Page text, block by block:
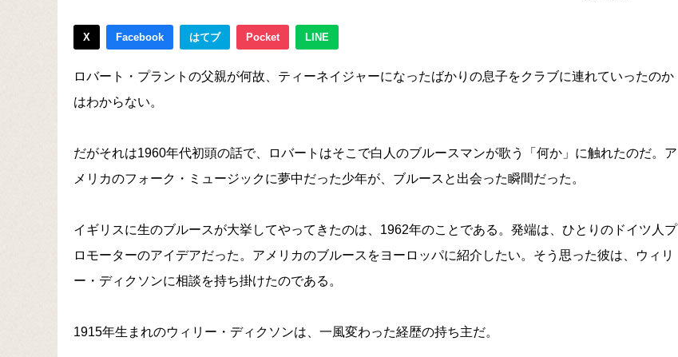
X Facebook はてブ Pocket LINE
ロバート・プラントの父親が何故、ティーネイジャーになったばかりの息子をクラブに連れていったのか
はわからない。
だがそれは1960年代初頭の話で、ロバートはそこで白人のブルースマンが歌う「何か」に触れたのだ。ア
メリカのフォーク・ミュージックに夢中だった少年が、ブルースと出会った瞬間だった。
イギリスに生のブルースが大挙してやってきたのは、1962年のことである。発端は、ひとりのドイツ人プ
ロモーターのアイデアだった。アメリカのブルースをヨーロッパに紹介したい。そう思った彼は、ウィリ
ー・ディクソンに相談を持ち掛けたのである。
1915年生まれのウィリー・ディクソンは、一風変わった経歴の持ち主だ。